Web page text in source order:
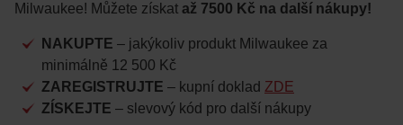
Milwaukee! Můžete získat až 7500 Kč na další nákupy!
NAKUPTE – jakýkoliv produkt Milwaukee za
minimálně 12 500 Kč
ZAREGISTRUJTE – kupní doklad ZDE
ZÍSKEJTE – slevový kód pro další nákupy